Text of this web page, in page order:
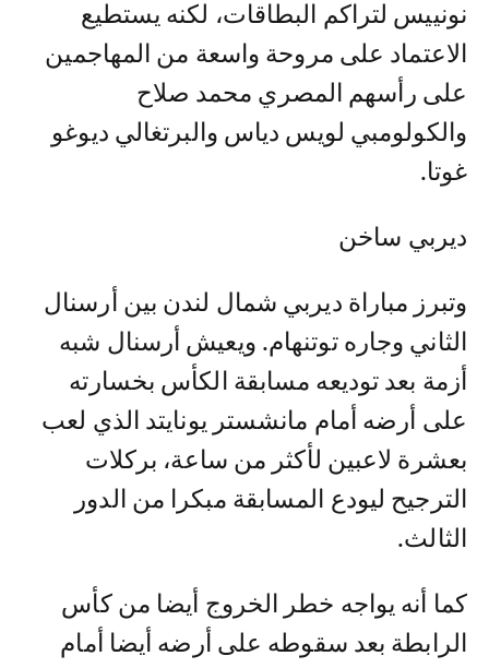
نونييس لتراكم البطاقات، لكنه يستطيع
الاعتماد على مروحة واسعة من المهاجمين
على رأسهم المصري محمد صلاح
والكولومبي لويس دياس والبرتغالي ديوغو
غوتا.
ديربي ساخن
وتبرز مباراة ديربي شمال لندن بين أرسنال
الثاني وجاره توتنهام. ويعيش أرسنال شبه
أزمة بعد توديعه مسابقة الكأس بخسارته
على أرضه أمام مانشستر يونايتد الذي لعب
بعشرة لاعبين لأكثر من ساعة، بركلات
الترجيح ليودع المسابقة مبكرا من الدور
الثالث.
كما أنه يواجه خطر الخروج أيضا من كأس
الرابطة بعد سقوطه على أرضه أيضا أمام